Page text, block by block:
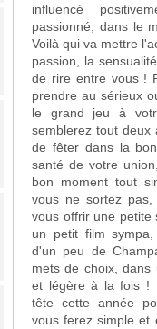
influencé
passionné, dans le
Voilà qui va mettre
passion, la
de rire entre vous !
prendre au sérieux
le grand jeu à
semblerez tout deux
de fêter dans la
santé de votre
bon moment tout
vous ne sortez
vous offrir une petite
un petit film
d'un peu de
mets de choix, dans
et légère à la fois !
tête cette année
vous ferez simple et